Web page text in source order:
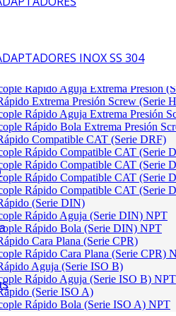
INOX SS 304
Rápido Aguja Extrema Presión
Extrema Presión Screw (Serie
Rápido Aguja Extrema Presión
Rápido Bola Extrema Presión
Compatible CAT (Serie DRF)
Rápido Compatible CAT (Serie
Rápido Compatible CAT (Serie
Rápido Compatible CAT (Serie
Rápido Compatible CAT (Serie
(Serie DIN)
Rápido Aguja (Serie DIN) NPT
Rápido Bola (Serie DIN) NPT
Cara Plana (Serie CPR)
Rápido Cara Plana (Serie CPR)
Aguja (Serie ISO B)
Rápido Aguja (Serie ISO B) NPT
(Serie ISO A)
Rápido Bola (Serie ISO A) NPT